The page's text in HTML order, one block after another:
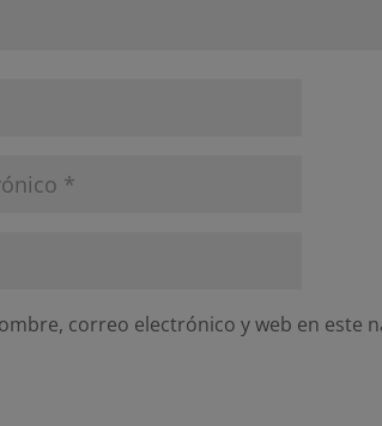
correo electrónico y web en este